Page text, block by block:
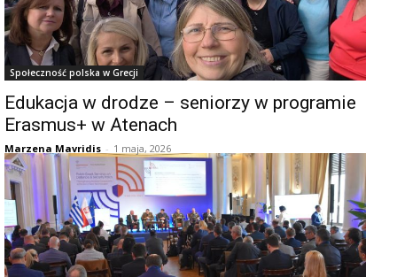
Społeczność polska w Grecji
Edukacja w drodze – seniorzy w programie
Erasmus+ w Atenach
Marzena Mavridis - 1 maja, 2026